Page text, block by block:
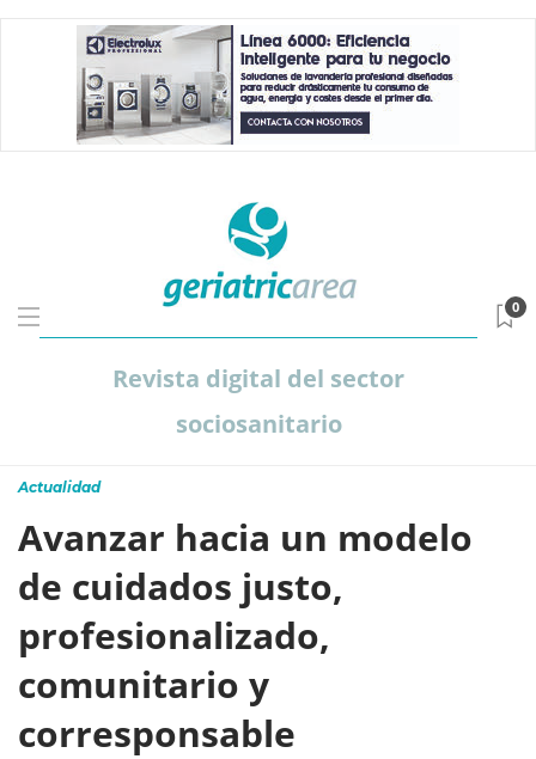
Revista digital del sector
sociosanitario
0
Actualidad
Avanzar hacia un modelo
de cuidados justo,
profesionalizado,
comunitario y
corresponsable